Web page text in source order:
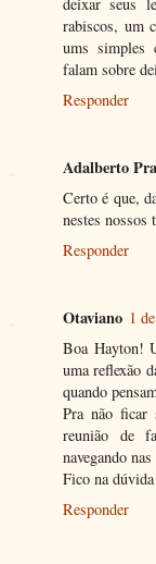
rabiscos, um
ums simples
falam sobre
Responder
Adalberto
Certo é que,
nestes nossos
Responder
Otaviano 1
Boa Hayton!
uma reflexão
quando
Pra não ficar
reunião de
navegando
Fico na
Responder